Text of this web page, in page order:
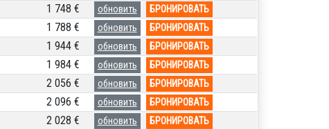
1 748 € обновить БРОНИРОВАТЬ
1 788 € обновить БРОНИРОВАТЬ
1 944 € обновить БРОНИРОВАТЬ
1 984 € обновить БРОНИРОВАТЬ
2 056 € обновить БРОНИРОВАТЬ
2 096 € обновить БРОНИРОВАТЬ
2 028 € обновить БРОНИРОВАТЬ